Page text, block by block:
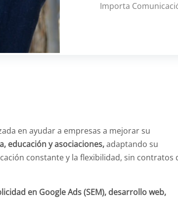
Importa
en ayudar a empresas a mejorar su
educación y asociaciones,adaptando su
constante y la flexibilidad, sin contratos
en Google Ads (SEM), desarrollo web,